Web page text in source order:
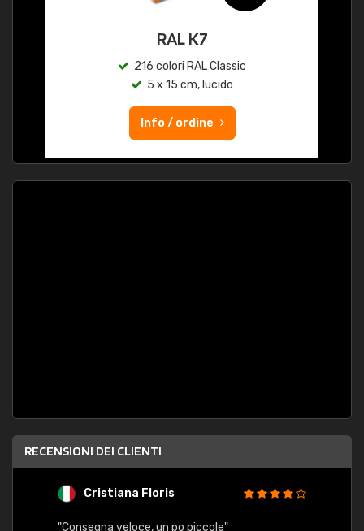
RAL K7
216 colori RAL Classic
5 x 15 cm, lucido
Info / ordine
RECENSIONI DEI CLIENTI
Cristiana Floris
"Consegna veloce, un po piccole"